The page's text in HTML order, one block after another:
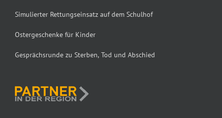
Simulierter Rettungseinsatz auf dem Schulhof
Ostergeschenke für Kinder
Gesprächsrunde zu Sterben, Tod und Abschied